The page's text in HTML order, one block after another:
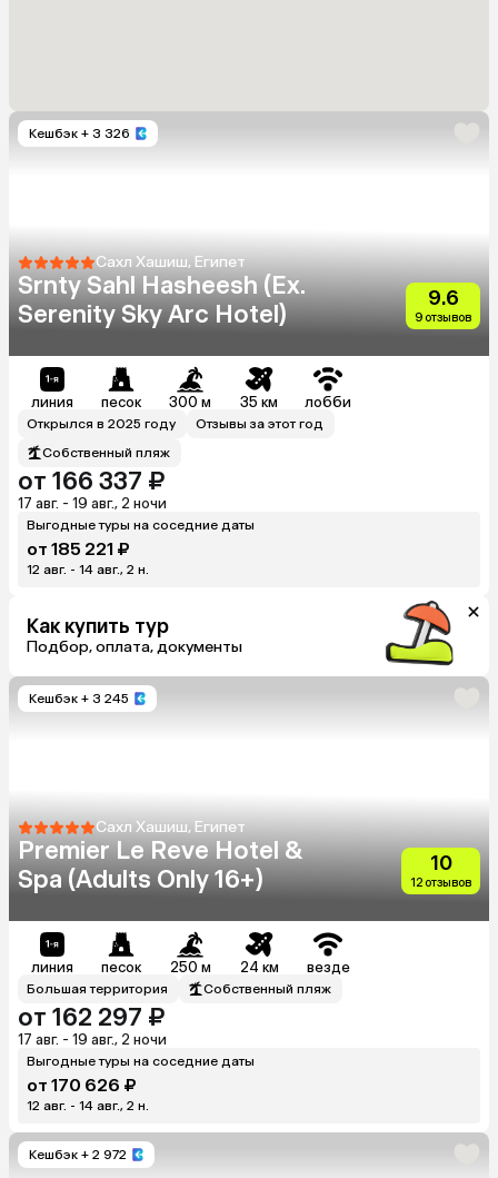
Кешбэк + 3 326
Сахл Хашиш, Египет
Srnty Sahl Hasheesh (Ex.
Serenity Sky Arc Hotel)
9.6
9 отзывов
линия песок 300 м 35 км лобби
Открылся в 2025 году
Отзывы за этот год
Собственный пляж
от 166 337 ₽
17 авг. - 19 авг., 2 ночи
Выгодные туры на соседние даты
от 185 221 ₽
12 авг. - 14 авг., 2 н.
Как купить тур
Подбор, оплата, документы
Кешбэк + 3 245
Сахл Хашиш, Египет
Premier Le Reve Hotel &
Spa (Adults Only 16+)
10
12 отзывов
линия песок 250 м 24 км везде
Большая территория Собственный пляж
от 162 297 ₽
17 авг. - 19 авг., 2 ночи
Выгодные туры на соседние даты
от 170 626 ₽
12 авг. - 14 авг., 2 н.
Кешбэк + 2 972